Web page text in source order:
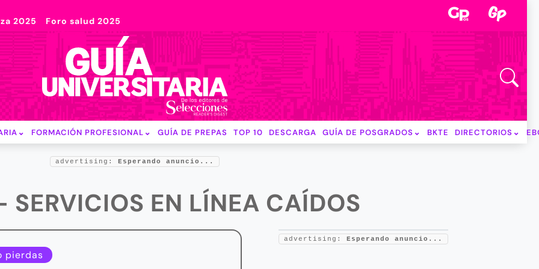
2025 Foro salud 2025
FORMACIÓN PROFESIONAL GUÍA DE PREPAS TOP 10 DESCARGA GUÍA DE POSGRADOS BKTE DIRECTORIOS
advertising: Esperando anuncio...
SERVICIOS EN LÍNEA CAÍDOS
pierdas
advertising: Esperando anuncio...